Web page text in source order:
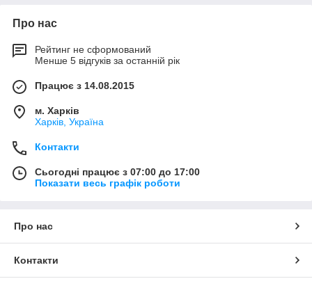
Про нас
Рейтинг не сформований
Менше 5 відгуків за останній рік
Працює з 14.08.2015
м. Харків
Харків, Україна
Контакти
Сьогодні працює з 07:00 до 17:00
Показати весь графік роботи
Про нас
Контакти